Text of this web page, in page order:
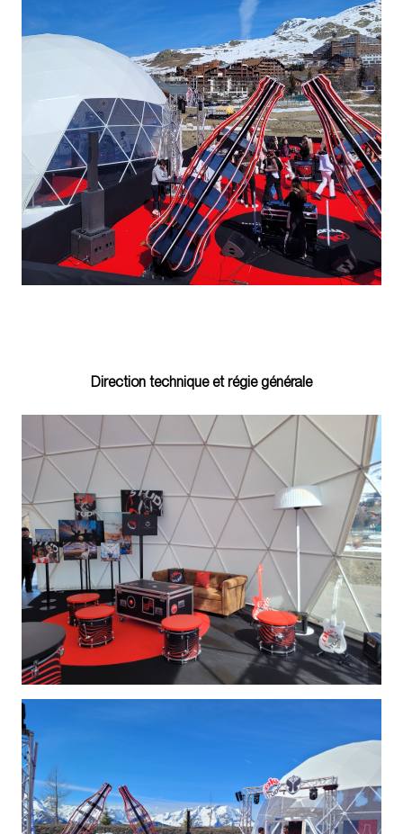
Direction technique et régie générale